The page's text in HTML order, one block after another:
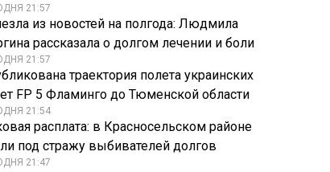
21:57
из новостей на полгода: Людмила
рассказала о долгом лечении и боли
21:57
траектория полета украинских
FP 5 Фламинго до Тюменской области
21:54
расплата: в Красносельском районе
под стражу выбивателей долгов
21:47